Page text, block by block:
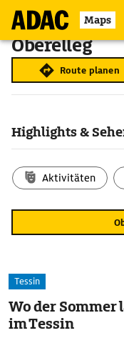
Maps
Oberelleg
Route planen
Highlights &
Aktivitäten
Tessin
Wo der
im Tessin